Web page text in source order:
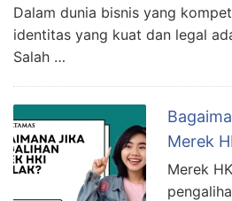
Dalam dunia bisnis yang
identitas yang kuat dan legal
Salah …
Merek
Merek